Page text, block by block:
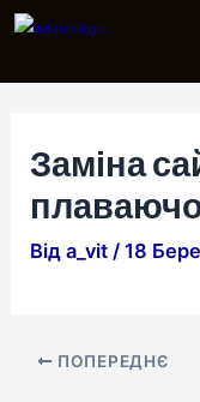
Перейти
вмісту
Заміна
Відa_vit/18
Навігація
запису
ПОПЕРЕДНЄ